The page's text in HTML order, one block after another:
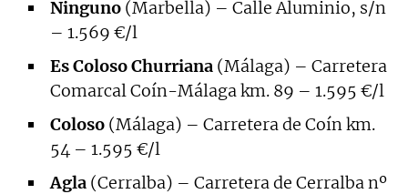
Ninguno (Marbella) – Calle Aluminio, s/n
– 1.569 €/l
Es Coloso Churriana (Málaga) – Carretera
Comarcal Coín-Málaga km. 89 – 1.595 €/l
Coloso (Málaga) – Carretera de Coín km.
54 – 1.595 €/l
Agla (Cerralba) – Carretera de Cerralba nº